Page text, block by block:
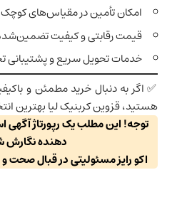
امکان تأمین در مقیاس‌های
قیمت رقابتی و کیفیت
خدمات تحویل سریع و
✅ اگر به دنبال خرید مطمئن و
هستید، قزوین کربنیک لیا بهترین
توجه! این مطلب یک رپورتاژ
دهنده
اکو رایز مسئولیتی در قبال صحت